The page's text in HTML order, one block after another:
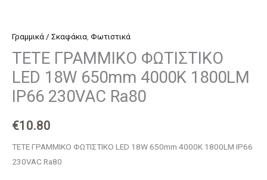
Γραμμικά / Σκαφάκια, Φωτιστικά
TETE ΓΡΑΜΜΙΚΟ ΦΩΤΙΣΤΙΚΟ
LED 18W 650mm 4000K 1800LM
IP66 230VAC Ra80
€10.80
TETE ΓΡΑΜΜΙΚΟ ΦΩΤΙΣΤΙΚΟ LED 18W 650mm 4000K 1800LM IP66
230VAC Ra80